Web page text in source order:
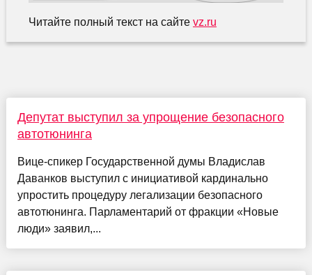
Читайте полный текст на сайте vz.ru
Депутат выступил за упрощение безопасного
автотюнинга
Вице-спикер Государственной думы Владислав
Даванков выступил с инициативой кардинально
упростить процедуру легализации безопасного
автотюнинга. Парламентарий от фракции «Новые
люди» заявил,...